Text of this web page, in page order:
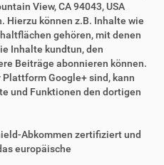
View, CA 94043, USA
Hierzu können z.B. Inhalte wie
gehören, mit denen
Inhalte kundtun, den
Beiträge abonnieren können.
Google+ sind, kann
und Funktionen den dortigen
Abkommen zertifiziert und
europäische